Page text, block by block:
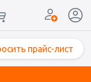
прайс-лист